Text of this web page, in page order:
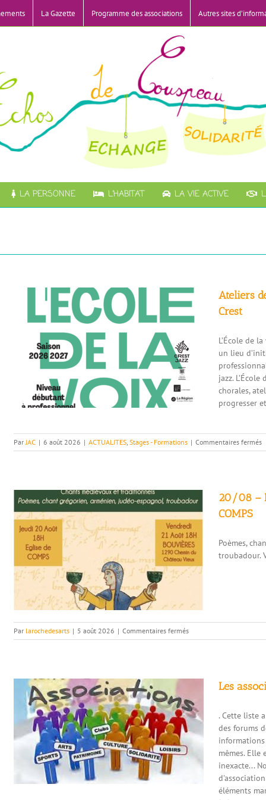
La Gazette Programme des associations Autres sites
LA PERSONNE L’HABITAT LA VIE ACTIVE
Ateliers
Crest
L’École de
un lieu
jazz.
chorales,
progresser
Par JAC | 6 août 2026 | ACTUALITES ,Stages - Formations | Commentaires ferméssur
20/08 –
COMPS
Poèmes,
troubadour.
Par larochedesarts | 5 août 2026 | Commentaires ferméssur
20/08
chants
–
Les
. Cette liste
des forums
mêmes.
inexacte...
éléments